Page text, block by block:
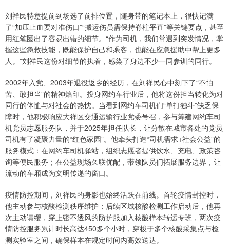
刘祥民特意提前到场选了前排位置，随身带的笔记本上，很快记满
了“加压止血要对准伤口”“搬运伤员需保持脊柱平直”等关键要点，甚至
用红笔圈出了容易出错的细节。“作为司机，我们常遇到突发情况，掌
握这些急救技能，既能保护自己和乘客，也能在应急援助中帮上更多
人。”刘祥民这份对细节的执着，感染了身边不少一同参训的同行。
2002年入党、2003年退役返乡的经历，在刘祥民心中刻下了“不怕
苦、敢担当”的精神烙印。投身网约车行业后，他将这份担当转化为对
同行的体恤与对社会的热忱。当看到网约车司机们“单打独斗”缺乏保
障时，他积极响应大祥区交通运输行业党委号召，参与筹建网约车司
机党员志愿服务队，并于2025年担任队长，让分散在城市各处的党员
司机有了凝聚力量的“红色家园”。他牵头打造“司机需求+社会公益”的
服务模式：在网约车司机驿站，组织志愿者提供饮水、充电、政策咨
询等便民服务；在公益现场久联优配，带领队员们拓展服务边界，让
流动的车厢成为文明传递的窗口。
疫情防控期间，刘祥民的身影也始终活跃在前线。首轮疫情封控时，
他主动参与核酸检测秩序维护；后续区域核酸检测工作启动后，他再
次主动请缨，穿上密不透风的防护服加入核酸样本转运专班，两次疫
情防控服务累计时长高达450多个小时，穿梭于多个核酸采集点与检
测实验室之间，确保样本在规定时间内高效送达。